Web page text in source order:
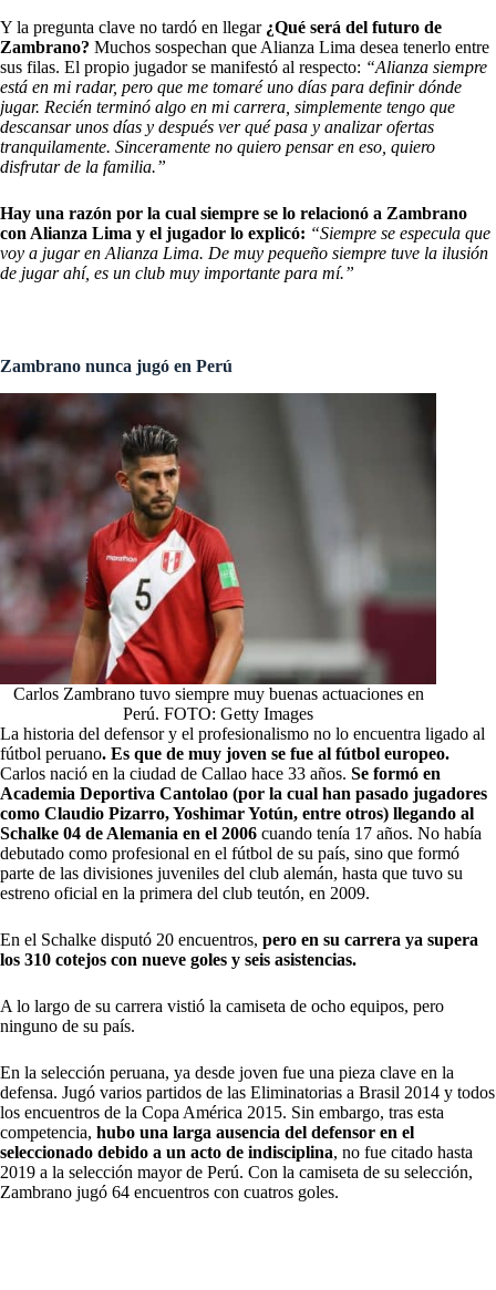
Y la pregunta clave no tardó en llegar ¿Qué será del futuro de
Zambrano? Muchos sospechan que Alianza Lima desea tenerlo entre
sus filas. El propio jugador se manifestó al respecto: “Alianza siempre
está en mi radar, pero que me tomaré uno días para definir dónde
jugar. Recién terminó algo en mi carrera, simplemente tengo que
descansar unos días y después ver qué pasa y analizar ofertas
tranquilamente. Sinceramente no quiero pensar en eso, quiero
disfrutar de la familia.”
Hay una razón por la cual siempre se lo relacionó a Zambrano
con Alianza Lima y el jugador lo explicó: “Siempre se especula que
voy a jugar en Alianza Lima. De muy pequeño siempre tuve la ilusión
de jugar ahí, es un club muy importante para mí.”
Zambrano nunca jugó en Perú
Carlos Zambrano tuvo siempre muy buenas actuaciones en
Perú. FOTO: Getty Images
La historia del defensor y el profesionalismo no lo encuentra ligado al
fútbol peruano. Es que de muy joven se fue al fútbol europeo.
Carlos nació en la ciudad de Callao hace 33 años. Se formó en
Academia Deportiva Cantolao (por la cual han pasado jugadores
como Claudio Pizarro, Yoshimar Yotún, entre otros) llegando al
Schalke 04 de Alemania en el 2006 cuando tenía 17 años. No había
debutado como profesional en el fútbol de su país, sino que formó
parte de las divisiones juveniles del club alemán, hasta que tuvo su
estreno oficial en la primera del club teutón, en 2009.
En el Schalke disputó 20 encuentros, pero en su carrera ya supera
los 310 cotejos con nueve goles y seis asistencias.
A lo largo de su carrera vistió la camiseta de ocho equipos, pero
ninguno de su país.
En la selección peruana, ya desde joven fue una pieza clave en la
defensa. Jugó varios partidos de las Eliminatorias a Brasil 2014 y todos
los encuentros de la Copa América 2015. Sin embargo, tras esta
competencia, hubo una larga ausencia del defensor en el
seleccionado debido a un acto de indisciplina, no fue citado hasta
2019 a la selección mayor de Perú. Con la camiseta de su selección,
Zambrano jugó 64 encuentros con cuatros goles.